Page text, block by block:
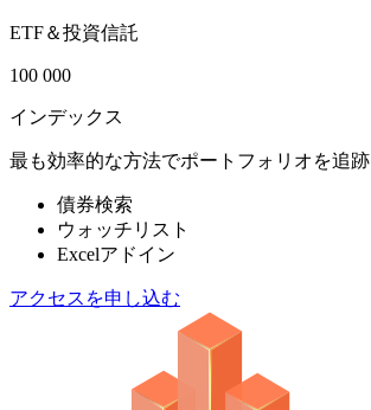
ETF＆投資信託
100 000
インデックス
最も効率的な方法でポートフォリオを追跡
債券検索
ウォッチリスト
Excelアドイン
アクセスを申し込む